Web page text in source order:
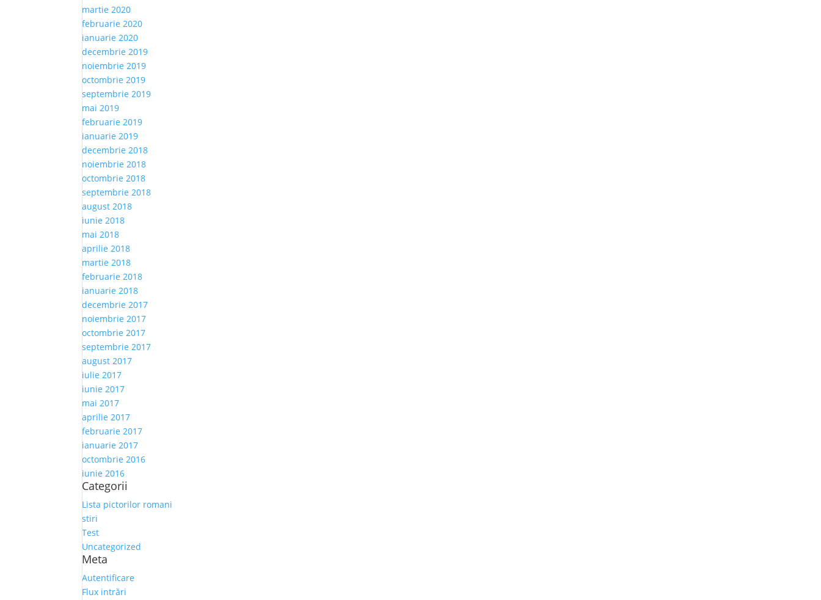
martie 2020
februarie 2020
ianuarie 2020
decembrie 2019
noiembrie 2019
octombrie 2019
septembrie 2019
mai 2019
februarie 2019
ianuarie 2019
decembrie 2018
noiembrie 2018
octombrie 2018
septembrie 2018
august 2018
iunie 2018
mai 2018
aprilie 2018
martie 2018
februarie 2018
ianuarie 2018
decembrie 2017
noiembrie 2017
octombrie 2017
septembrie 2017
august 2017
iulie 2017
iunie 2017
mai 2017
aprilie 2017
februarie 2017
ianuarie 2017
octombrie 2016
iunie 2016
Categorii
Lista pictorilor romani
stiri
Test
Uncategorized
Meta
Autentificare
Flux intrări